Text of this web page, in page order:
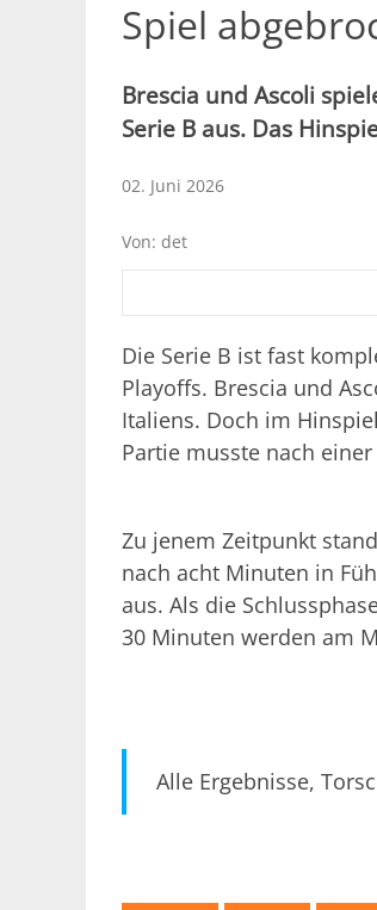
Spiel
Brescia und Ascoli
Serie B aus. Das
02. Juni 2026
Von: det
Die Serie B ist fast
Playoffs. Brescia und
Italiens. Doch im
Partie musste nach
Zu jenem Zeitpunkt
nach acht Minuten in
aus. Als die
30 Minuten werden am
Alle Ergebnisse,